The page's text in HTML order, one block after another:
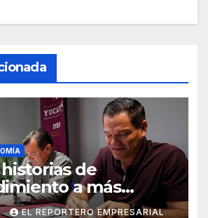
de
a más
EL REPORTERO EMPRESARIAL